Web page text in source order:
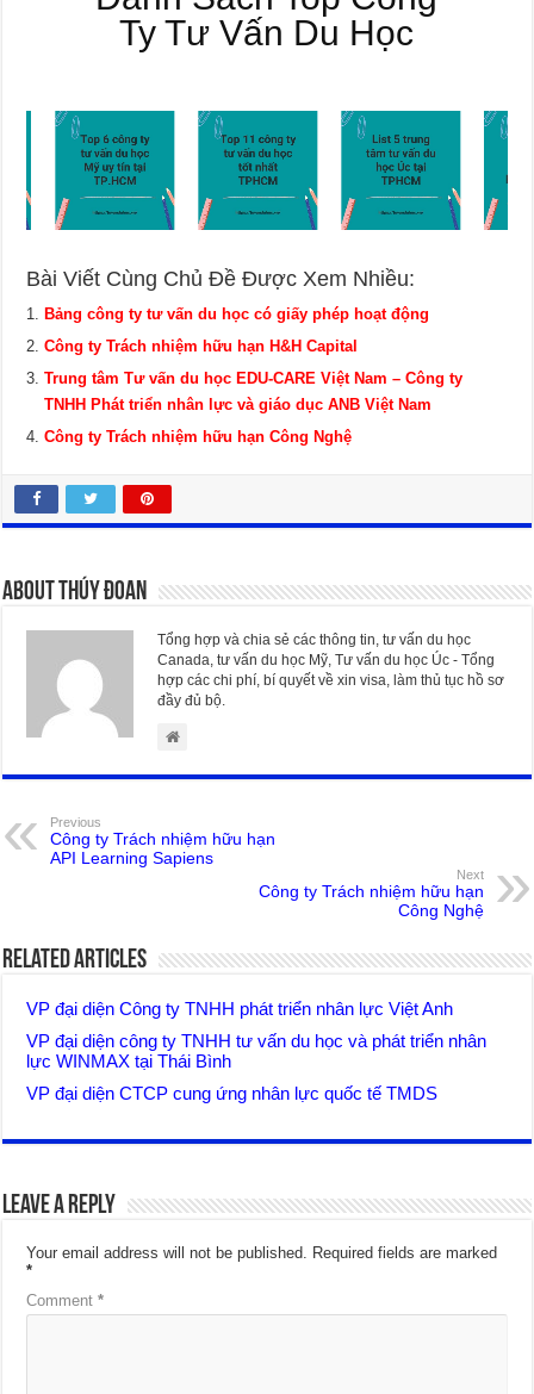
Ty Tư Vấn Du Học
Bài Viết Cùng Chủ Đề Được Xem Nhiều:
Bảng công ty tư vấn du học có giấy phép hoạt động
Công ty Trách nhiệm hữu hạn H&H Capital
Trung tâm Tư vấn du học EDU-CARE Việt Nam – Công ty
TNHH Phát triển nhân lực và giáo dục ANB Việt Nam
Công ty Trách nhiệm hữu hạn Công Nghệ
About Thúy Đoan
Tổng hợp và chia sẻ các thông tin, tư vấn du học
Canada, tư vấn du học Mỹ, Tư vấn du học Úc - Tổng
hợp các chi phí, bí quyết về xin visa, làm thủ tục hồ sơ
đầy đủ bộ.
Previous
Công ty Trách nhiệm hữu hạn
API Learning Sapiens
Next
Công ty Trách nhiệm hữu hạn
Công Nghệ
Related Articles
VP đại diện Công ty TNHH phát triển nhân lực Việt Anh
VP đại diện công ty TNHH tư vấn du học và phát triển nhân
lực WINMAX tại Thái Bình
VP đại diện CTCP cung ứng nhân lực quốc tế TMDS
Leave a Reply
Your email address will not be published. Required fields are marked
*
Comment*